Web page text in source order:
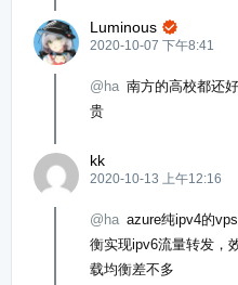
Luminous 
2020-10-07 下午8:41
@ha 南方的高校都还
贵
kk
2020-10-13 上午12:16
@ha azure纯ipv4的
衡实现ipv6流量转发，
载均衡差不多